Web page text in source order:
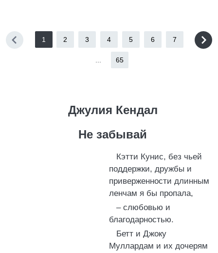
1 2 3 4 5 6 7
65
Джулия Кендал
Не забывай
Кэтти Кунис, без чьей
поддержки, дружбы и
приверженности длинным
ленчам я бы пропала,
– слюбовью и
благодарностью.
Бетт и Джоку
Муллардам и их дочерям